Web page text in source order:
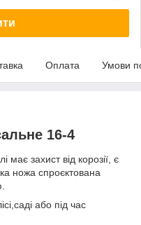
Оплата Умови
16-4
має захист від корозії, є
ножа спроєктована
або під час